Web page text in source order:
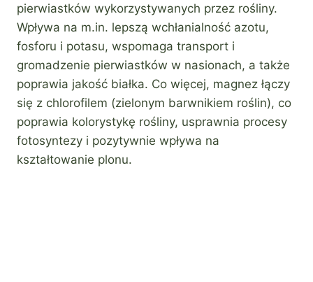
pierwiastków wykorzystywanych przez rośliny.
Wpływa na m.in. lepszą wchłanialność azotu,
fosforu i potasu, wspomaga transport i
gromadzenie pierwiastków w nasionach, a także
poprawia jakość białka. Co więcej, magnez łączy
się z chlorofilem (zielonym barwnikiem roślin), co
poprawia kolorystykę rośliny, usprawnia procesy
fotosyntezy i pozytywnie wpływa na
kształtowanie plonu.